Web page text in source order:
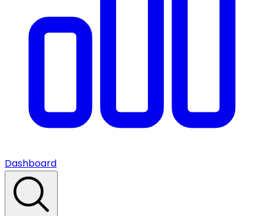
Dashboard